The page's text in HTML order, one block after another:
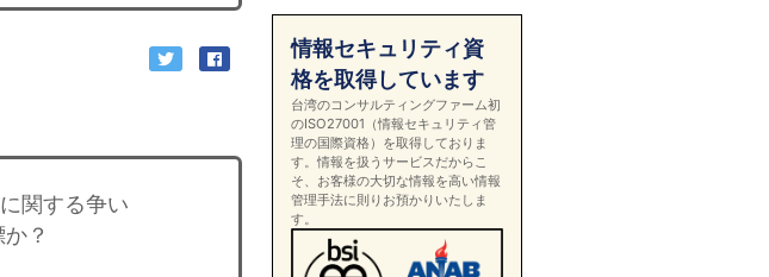
関する争い
？
情報セキュリティ資
格を取得しています
台湾のコンサルティングファーム初
のISO27001（情報セキュリティ管
理の国際資格）を取得しておりま
す。情報を扱うサービスだからこ
そ、お客様の大切な情報を高い情報
管理手法に則りお預かりいたしま
す。